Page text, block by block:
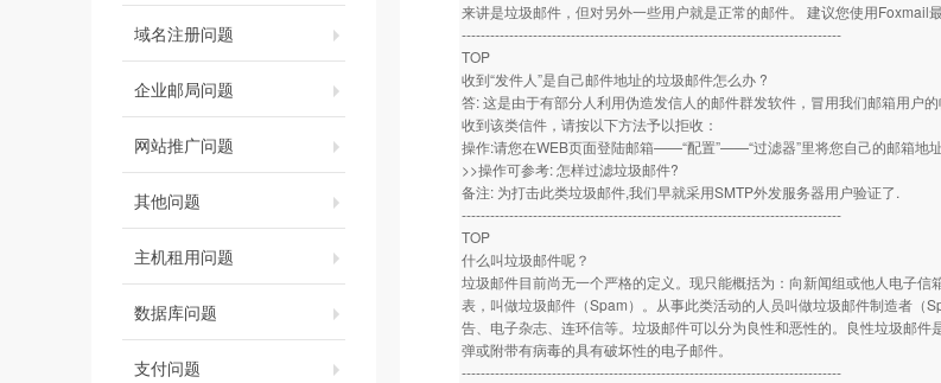
域名注册问题
企业邮局问题
网站推广问题
其他问题
主机租用问题
数据库问题
支付问题
来讲是垃圾邮件，但对另外一些用户就是正常的邮件。 建议您使用Foxmail
--------------------------------------------------------------------------------
TOP
收到“发件人”是自己邮件地址的垃圾邮件怎么办 ?
答: 这是由于有部分人利用伪造发信人的邮件群发软件，冒用我们邮箱用户
收到该类信件，请按以下方法予以拒收：
操作:请您在WEB页面登陆邮箱——“配置”——“过滤器”里将您自己的邮箱地
>>操作可参考: 怎样过滤垃圾邮件?
备注: 为打击此类垃圾邮件,我们早就采用SMTP外发服务器用户验证了.
--------------------------------------------------------------------------------
TOP
什么叫垃圾邮件呢？
垃圾邮件目前尚无一个严格的定义。现只能概括为：向新闻组或他人电子
表，叫做垃圾邮件（Spam）。从事此类活动的人员叫做垃圾邮件制造者
告、电子杂志、连环信等。垃圾邮件可以分为良性和恶性的。良性垃圾邮
弹或附带有病毒的具有破坏性的电子邮件。
--------------------------------------------------------------------------------